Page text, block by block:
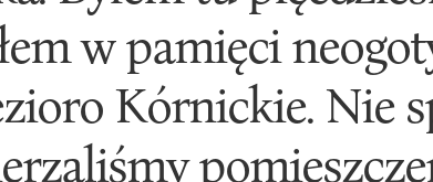
w pamięci
Kórnickie. Nie